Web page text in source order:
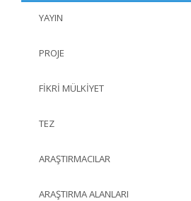
YAYIN
PROJE
FIKRI MÜLKIYET
TEZ
ARAŞTIRMACILAR
ARAŞTIRMA ALANLARI